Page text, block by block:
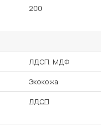
200
ЛДСП, МДФ
Экокожа
ЛДСП